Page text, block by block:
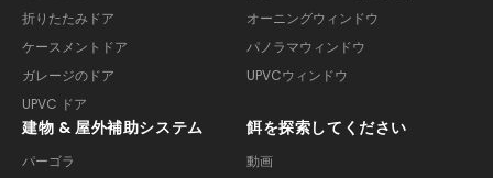
折りたたみドア
ケースメントドア
ガレージのドア
UPVC ドア
オーニングウィンドウ
パノラマウィンドウ
UPVCウィンドウ
建物 & 屋外補助システム
パーゴラ
餌を探索してください
動画